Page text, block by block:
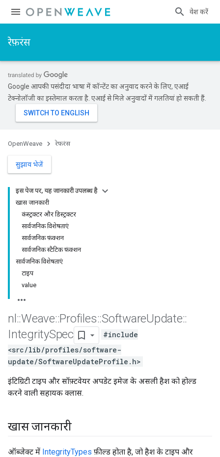
प्रवेश करें
रेफ़रंस
Google आपकी पसंदीदा भाषा में कॉन्टेंट का अनुवाद करने के लिए, एआई
टेक्नोलॉजी का इस्तेमाल करता है. एआई से मिले अनुवादों में गलतियां हो सकती हैं.
OpenWeave रेफ़रंस
सुझाव भेजें
इस पेज पर, यह जानकारी उपलब्ध है
खास जानकारी
कंस्ट्रक्टर और डिस्ट्रक्टर
सार्वजनिक विशेषताएं
सार्वजनिक फ़ंक्शन
सार्वजनिक स्टैटिक फ़ंक्शन
सार्वजनिक विशेषताएं
टाइप
value
nl ::Weave::Profiles::SoftwareUpdate::
IntegritySpec
#include
<src/lib/profiles/software-
update/SoftwareUpdateProfile.h>
इंटिग्रिटी टाइप और सॉफ़्टवेयर अपडेट इमेज के असली हैश को होल्ड
करने वाली सहायक क्लास.
खास जानकारी
ऑब्जेक्ट में IntegrityTypes फ़ील्ड होता है, जो हैश के टाइप और